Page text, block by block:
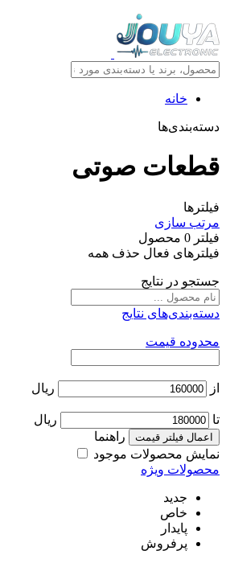
خانه
دسته‌بندی‌ها
قطعات صوتی
فیلترها
مرتب سازی
فیلتر 0 محصول
فیلترهای فعال حذف همه
جستجو در نتایج
دسته‌بندی‌های نتایج
محدوده قیمت
از ریال
تا ریال
اعمال فیلتر قیمت
راهنما
نمایش محصولات موجود
محصولات ویژه
جدید
خاص
پایدار
پرفروش